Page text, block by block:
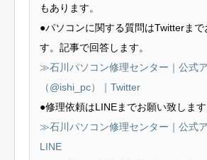
もあります。
●パソコンに関する質問はTwitterまで
す。記事で回答します。
≫石川パソコン修理センター｜公式
（@ishi_pc）｜Twitter
●修理依頼はLINEまでお願い致します
≫石川パソコン修理センター｜公式ア
LINE